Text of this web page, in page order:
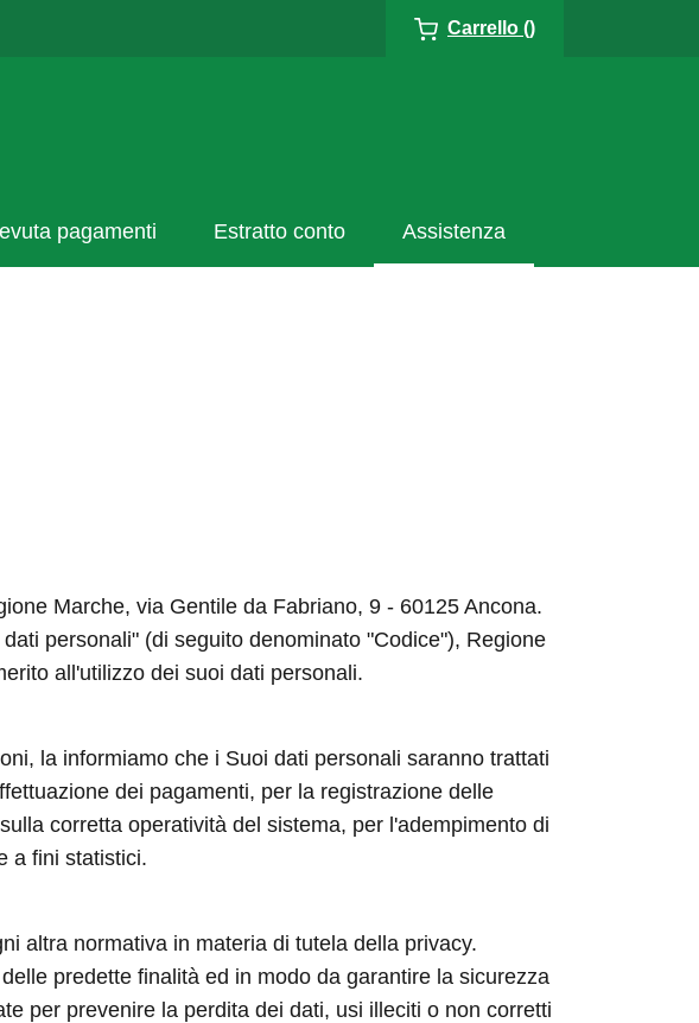
Carrello ()
pagamenti Estratto conto Assistenza
Marche, via Gentile da Fabriano, 9 - 60125 Ancona.
personali" (di seguito denominato "Codice"), Regione
all'utilizzo dei suoi dati personali.
la informiamo che i Suoi dati personali saranno trattati
dei pagamenti, per la registrazione delle
corretta operatività del sistema, per l'adempimento di
a fini statistici.
altra normativa in materia di tutela della privacy.
predette finalità ed in modo da garantire la sicurezza
per prevenire la perdita dei dati, usi illeciti o non corretti